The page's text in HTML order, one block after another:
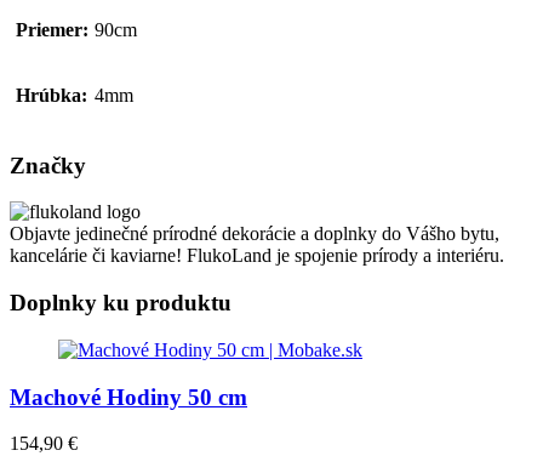
Priemer: 90cm
Hrúbka: 4mm
Značky
Objavte jedinečné prírodné dekorácie a doplnky do Vášho bytu,
kancelárie či kaviarne! FlukoLand je spojenie prírody a interiéru.
Doplnky ku produktu
Machové Hodiny 50 cm
154,90 €